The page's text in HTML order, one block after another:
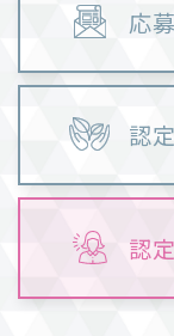
応
認
認